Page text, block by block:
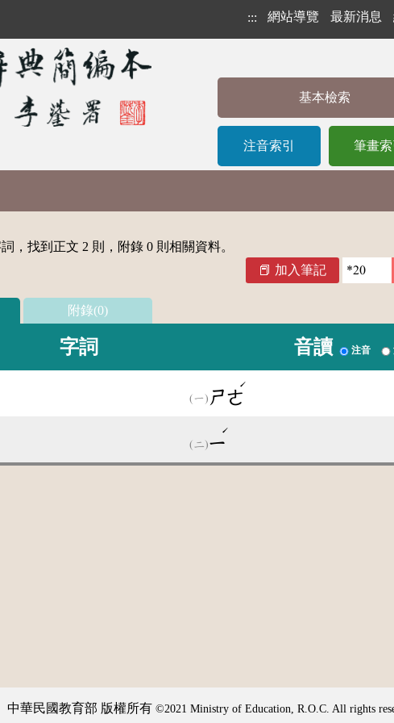
::: 網站導覽 最新消息
基本檢索
注音索引 筆畫索
詞，找到正文 2 則，附錄 0 則相關資料。
加入筆記
附錄(0)
字詞 音讀 注音
ㄕㄜ
ˊ
ㄧ
ˊ
中華民國教育部 版權所有 ©2021 Ministry of Education, R.O.C. All rights